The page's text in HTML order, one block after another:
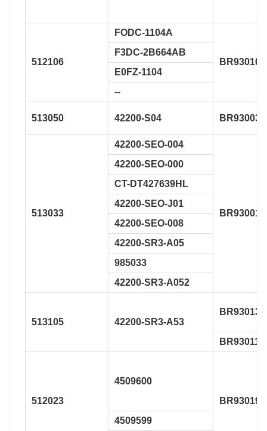
512106
FODC-1104A
BR930106
F3DC-2B664AB
E0FZ-1104
--
513050 42200-S04 BR930032
513033
42200-SEO-004
BR930010
42200-SEO-000
CT-DT427639HL
42200-SEO-J01
42200-SEO-008
42200-SR3-A05
985033
42200-SR3-A052
513105 42200-SR3-A53
BR930133
BR930113
512023
4509600
BR930196
4509599